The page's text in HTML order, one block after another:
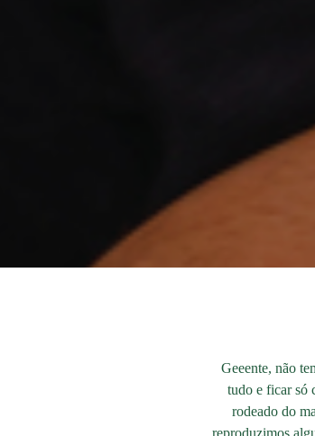
Geeente, não
tudo e ficar só
rodeado do
reproduzimos